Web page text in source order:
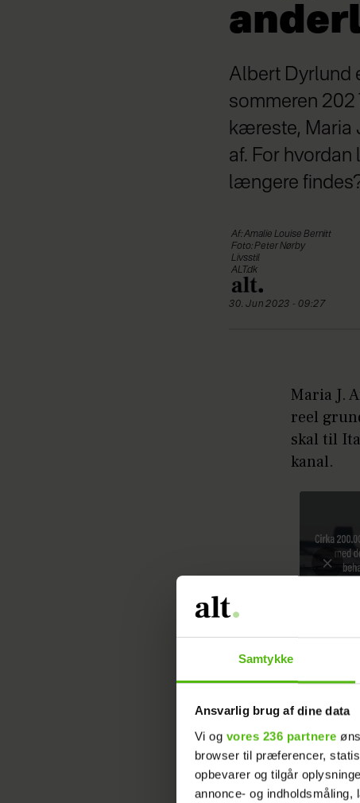
Samtykke
Ansvarlig brug af dine data
Vi og vores 236 partnere
browser til præferencer,
opbevarer og tilgår
annonce- og indholdsmåling,
Albert Dyrlund
sommeren
kæreste, Maria
af. For hvordan
længere
Af: Amalie Louise Bernitt
Foto: Peter Nørby
Livsstil
ALT.dk
30. Jun 2023 - 09:27
Maria J.
reel
skal til
kanal.
Alligevel